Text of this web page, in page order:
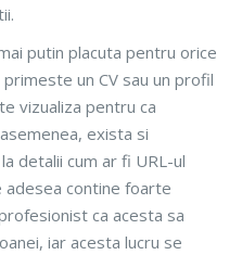
putin placuta pentru orice
un CV sau un profil
vizualiza pentru ca
exista si
detalii cum ar fi URL-ul
adesea contine foarte
ca acesta sa
iar acesta lucru se